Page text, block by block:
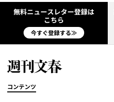
無料ニュースレター登録は
こちら
今すぐ登録する≫
コンテンツ